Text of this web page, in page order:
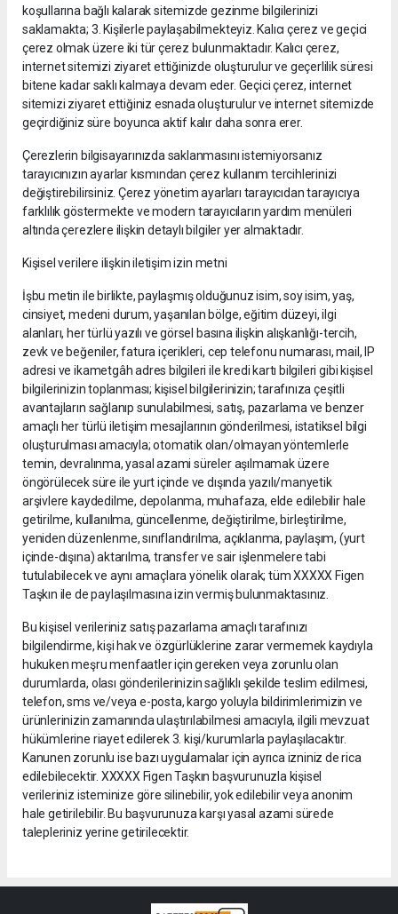
koşullarına bağlı kalarak sitemizde gezinme bilgilerinizi
saklamakta; 3. Kişilerle paylaşabilmekteyiz. Kalıcı çerez ve geçici
çerez olmak üzere iki tür çerez bulunmaktadır. Kalıcı çerez,
internet sitemizi ziyaret ettiğinizde oluşturulur ve geçerlilik süresi
bitene kadar saklı kalmaya devam eder. Geçici çerez, internet
sitemizi ziyaret ettiğiniz esnada oluşturulur ve internet sitemizde
geçirdiğiniz süre boyunca aktif kalır daha sonra erer.
Çerezlerin bilgisayarınızda saklanmasını istemiyorsanız
tarayıcınızın ayarlar kısmından çerez kullanım tercihlerinizi
değiştirebilirsiniz. Çerez yönetim ayarları tarayıcıdan tarayıcıya
farklılık göstermekte ve modern tarayıcıların yardım menüleri
altında çerezlere ilişkin detaylı bilgiler yer almaktadır.
Kişisel verilere ilişkin iletişim izin metni
İşbu metin ile birlikte, paylaşmış olduğunuz isim, soy isim, yaş,
cinsiyet, medeni durum, yaşanılan bölge, eğitim düzeyi, ilgi
alanları, her türlü yazılı ve görsel basına ilişkin alışkanlığı-tercih,
zevk ve beğeniler, fatura içerikleri, cep telefonu numarası, mail, IP
adresi ve ikametgâh adres bilgileri ile kredi kartı bilgileri gibi kişisel
bilgilerinizin toplanması; kişisel bilgilerinizin; tarafınıza çeşitli
avantajların sağlanıp sunulabilmesi, satış, pazarlama ve benzer
amaçlı her türlü iletişim mesajlarının gönderilmesi, istatiksel bilgi
oluşturulması amacıyla; otomatik olan/olmayan yöntemlerle
temin, devralınma, yasal azami süreler aşılmamak üzere
öngörülecek süre ile yurt içinde ve dışında yazılı/manyetik
arşivlere kaydedilme, depolanma, muhafaza, elde edilebilir hale
getirilme, kullanılma, güncellenme, değiştirilme, birleştirilme,
yeniden düzenlenme, sınıflandırılma, açıklanma, paylaşım, (yurt
içinde-dışına) aktarılma, transfer ve sair işlenmelere tabi
tutulabilecek ve aynı amaçlara yönelik olarak; tüm XXXXX Figen
Taşkın ile de paylaşılmasına izin vermiş bulunmaktasınız.
Bu kişisel verileriniz satış pazarlama amaçlı tarafınızı
bilgilendirme, kişi hak ve özgürlüklerine zarar vermemek kaydıyla
hukuken meşru menfaatler için gereken veya zorunlu olan
durumlarda, olası gönderilerinizin sağlıklı şekilde teslim edilmesi,
telefon, sms ve/veya e-posta, kargo yoluyla bildirimlerimizin ve
ürünlerinizin zamanında ulaştırılabilmesi amacıyla, ilgili mevzuat
hükümlerine riayet edilerek 3. kişi/kurumlarla paylaşılacaktır.
Kanunen zorunlu ise bazı uygulamalar için ayrıca izniniz de rica
edilebilecektir. XXXXX Figen Taşkın başvurunuzla kişisel
verileriniz isteminize göre silinebilir, yok edilebilir veya anonim
hale getirilebilir. Bu başvurunuza karşı yasal azami sürede
talepleriniz yerine getirilecektir.